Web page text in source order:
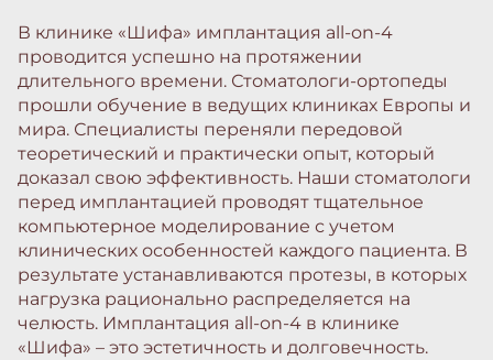
В клинике «Шифа» имплантация all-on-4
проводится успешно на протяжении
длительного времени. Стоматологи-ортопеды
прошли обучение в ведущих клиниках Европы и
мира. Специалисты переняли передовой
теоретический и практически опыт, который
доказал свою эффективность. Наши стоматологи
перед имплантацией проводят тщательное
компьютерное моделирование с учетом
клинических особенностей каждого пациента. В
результате устанавливаются протезы, в которых
нагрузка рационально распределяется на
челюсть. Имплантация all-on-4 в клинике
«Шифа» – это эстетичность и долговечность.